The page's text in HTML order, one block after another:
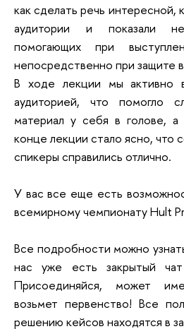
как сделать речь интересной,
аудитории и показали
помогающих при
непосредственно при защите
В ходе лекции мы активно
аудиторией, что помогло
материал у себя в голове,
конце лекции стало ясно, что
спикеры справились отлично.
У вас все еще есть
всемирному чемпионату Hult
Все подробности можно
нас уже есть закрытый
Присоединяйся, может
возьмет первенство! Все
решению кейсов находятся в